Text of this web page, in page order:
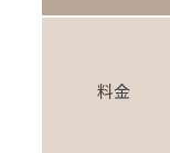
料金